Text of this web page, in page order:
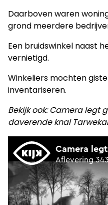
Daarboven waren
grond meerdere
Een bruidswinkel naast
vernietigd.
Winkeliers mochten
inventariseren.
Bekijk ook: Camera legt
daverende knal